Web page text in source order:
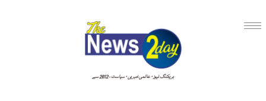
بریکنگ نیوز · عالمی خبریں · سیاست - 2012 سے